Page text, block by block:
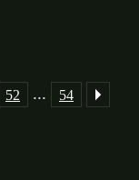
52 ... 54